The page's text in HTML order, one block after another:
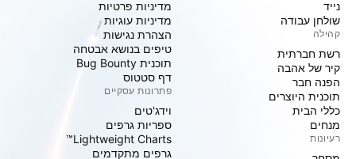
נייד
שולחן עבודה
קהילה
רשת חברתית
קיר של אהבה
הפנה חבר
תוכנית היוצרים
כללי הבית
מנחים
רעיונות
מדיניות פרטיות
מדיניות עוגיות
הצהרת נגישות
טיפים בנושא אבטחה
תוכנית Bug Bounty
דף סטטוס
פתרונות עסקיים
וידג'טים
ספריות גרפים
Lightweight Charts™
גרפים מתקדמים